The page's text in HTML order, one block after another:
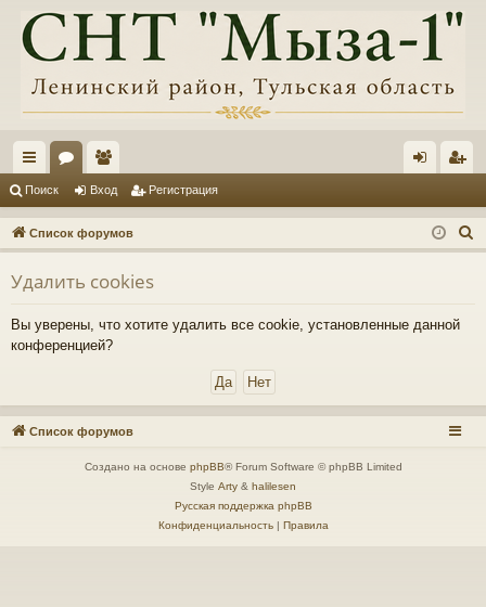
с
ы
лк
и
ум
ы
ол
ьз
ов
ат
ел
и
д ис
тр
ия
Поиск Вход Регистрация
Список форумов
о
Удалить cookies
Вы уверены, что хотите удалить все cookie, установленные данной
конференцией?
Список форумов
Создано на основе phpBB® Forum Software © phpBB Limited
Style Arty & halilesen
Русская поддержка phpBB
Конфиденциальность| Правила